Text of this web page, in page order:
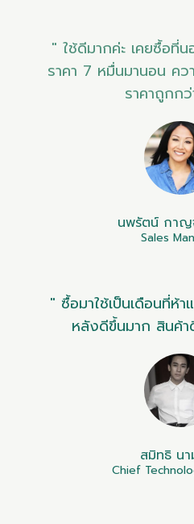
" ใช้ดีมากค่ะ เคยซื้อที่
ราคา 7 หมื่นมานอน คว
ราคาถูกกว่
นพรัตน์ กา
Sales
" ซื้อมาใช้เป็นเดือนที่ห้
หลังดีขึ้นมาก สินค้
สมิทธิ น
Chief